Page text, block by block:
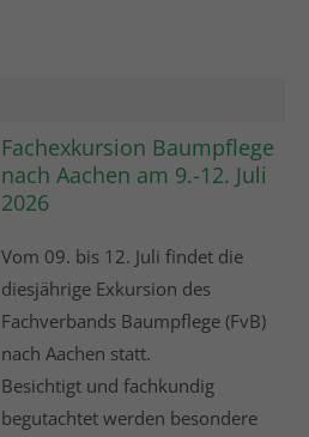
Fachexkursion Baumpflege
nach Aachen am 9.-12. Juli
2026
Vom 09. bis 12. Juli findet die
diesjährige Exkursion des
Fachverbands Baumpflege (FvB)
nach Aachen statt.
Besichtigt und fachkundig
begutachtet werden besondere